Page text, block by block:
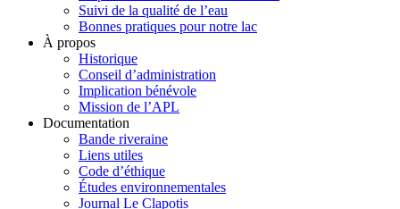
Suivi de la qualité de l’eau
Bonnes pratiques pour notre lac
À propos
Historique
Conseil d’administration
Implication bénévole
Mission de l’APL
Documentation
Bande riveraine
Liens utiles
Code d’éthique
Études environnementales
Journal Le Clapotis